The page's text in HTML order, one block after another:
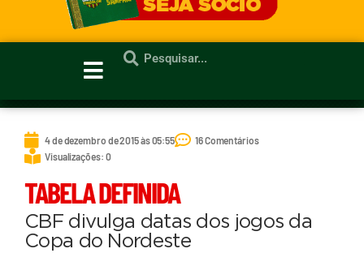
4 de dezembro de 2015 às 05:55
16 Comentários
Visualizações: 0
TABELA DEFINIDA
CBF divulga datas dos jogos da
Copa do Nordeste